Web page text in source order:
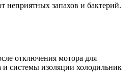
неприятных запахов и бактерий.
отключения мотора для
и системы изоляции холодильник